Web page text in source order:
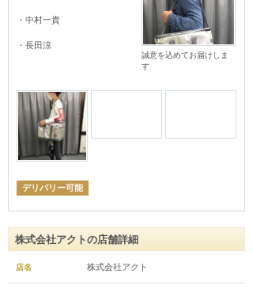
誠意を込めてお届けしま
す
・中村一貴
・長田涼
デリバリー可能
株式会社アクトの店舗詳細
店名 株式会社アクト